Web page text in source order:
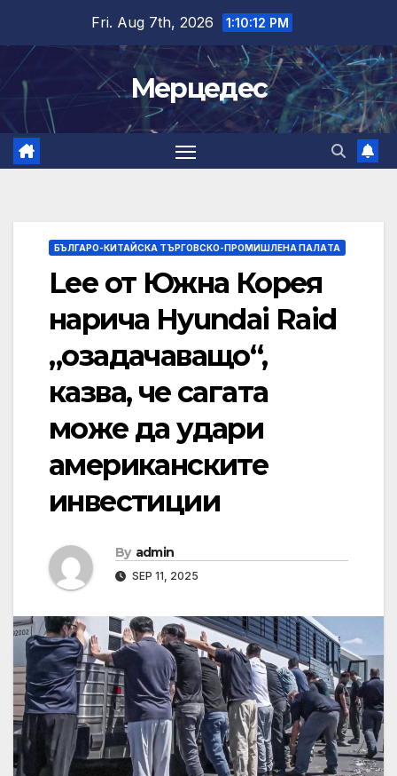
content
Fri. Aug 7th, 2026 1:10:13 PM
Мерцедес
БЪЛГАРО-КИТАЙСКА ТЪРГОВСКО-ПРОМИШЛЕНА ПАЛAТА
Lee от Южна Корея
нарича Hyundai Raid
„озадачаващо“,
казва, че сагата
може да удари
американските
инвестиции
By admin
SEP 11, 2025